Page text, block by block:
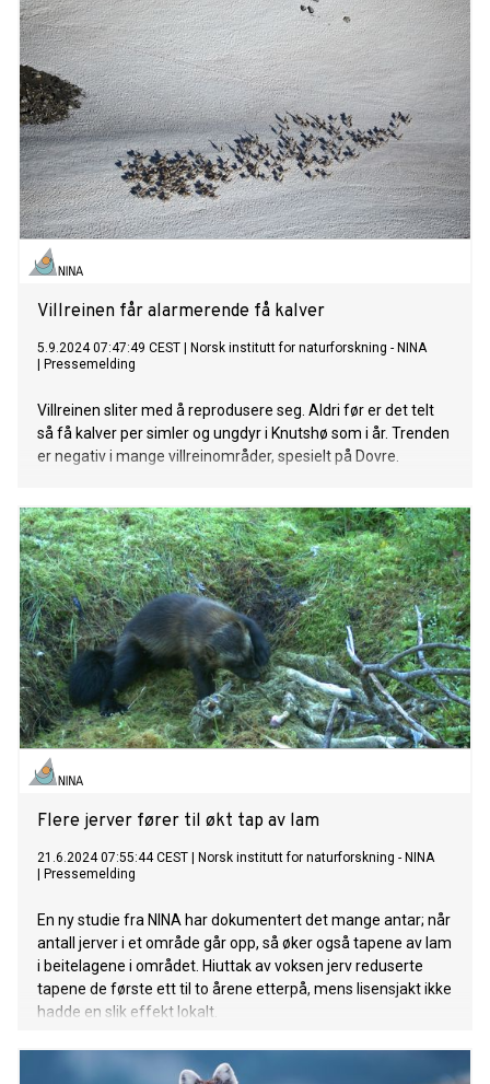
Villreinen får alarmerende få kalver
5.9.2024 07:47:49 CEST
Norsk institutt for naturforskning - NINA
Pressemelding
Villreinen sliter med å reprodusere seg. Aldri før er det telt
så få kalver per simler og ungdyr i Knutshø som i år. Trenden
er negativ i mange villreinområder, spesielt på Dovre.
Flere jerver fører til økt tap av lam
21.6.2024 07:55:44 CEST
Norsk institutt for naturforskning - NINA
Pressemelding
En ny studie fra NINA har dokumentert det mange antar; når
antall jerver i et område går opp, så øker også tapene av lam
i beitelagene i området. Hiuttak av voksen jerv reduserte
tapene de første ett til to årene etterpå, mens lisensjakt ikke
hadde en slik effekt lokalt.